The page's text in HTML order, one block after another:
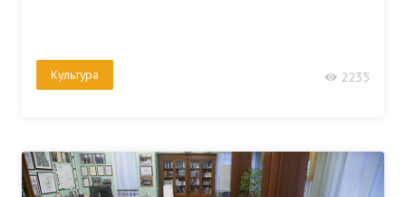
Культура 2235